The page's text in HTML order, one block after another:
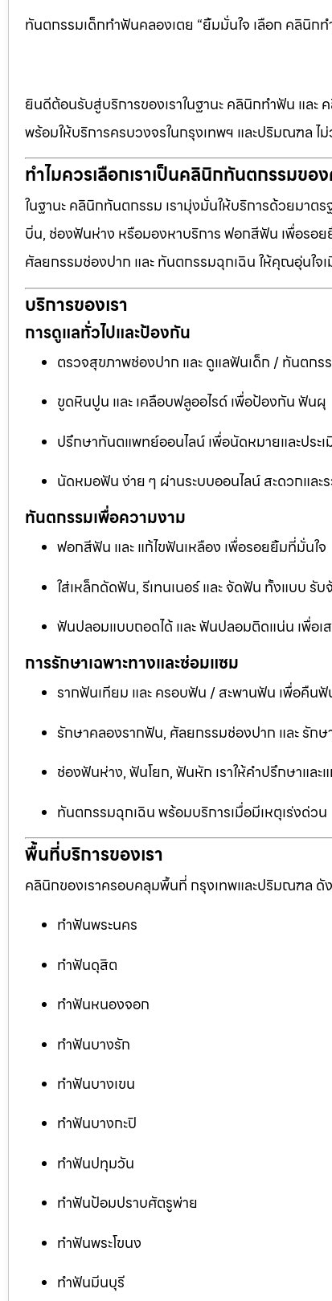
ทันตกรรมเด็กทำฟันคลองเตย “ยิ้มมั่นใจ เลือก คลินิก
ยินดีต้อนรับสู่บริการของเราในฐานะ คลินิกทำฟัน แล
พร้อมให้บริการครบวงจรในกรุงเทพฯ และปริมณฑล ไ
ทำไมควรเลือกเราเป็นคลินิกทันตกรรมขอ
ในฐานะ คลินิกทันตกรรม เรามุ่งมั่นให้บริการด้วยมาต
บิ่น, ช่องฟันห่าง หรือมองหาบริการ ฟอกสีฟัน เพื่อรอ
ศัลยกรรมช่องปาก และ ทันตกรรมฉุกเฉิน ให้คุณอุ่นใจ
บริการของเรา
การดูแลทั่วไปและป้องกัน
ตรวจสุขภาพช่องปาก และ ดูแลฟันเด็ก / ทันตกร
ขูดหินปูน และ เคลือบฟลูออไรด์ เพื่อป้องกัน ฟันผุ
ปรึกษาทันตแพทย์ออนไลน์ เพื่อนัดหมายและประ
นัดหมอฟัน ง่าย ๆ ผ่านระบบออนไลน์ สะดวกและ
ทันตกรรมเพื่อความงาม
ฟอกสีฟัน และ แก้ไขฟันเหลือง เพื่อรอยยิ้มที่มั่นใจ
ใส่เหล็กดัดฟัน, รีเทนเนอร์ และ จัดฟัน ทั้งแบบ
ฟันปลอมแบบถอดได้ และ ฟันปลอมติดแน่น เพื่อเ
การรักษาเฉพาะทางและซ่อมแซม
รากฟันเทียม และ ครอบฟัน / สะพานฟัน เพื่อคืน
รักษาคลองรากฟัน, ศัลยกรรมช่องปาก และ รักษ
ช่องฟันห่าง, ฟันโยก, ฟันหัก เราให้คำปรึกษาและ
ทันตกรรมฉุกเฉิน พร้อมบริการเมื่อมีเหตุเร่งด่วน
พื้นที่บริการของเรา
คลินิกของเราครอบคลุมพื้นที่ กรุงเทพและปริมณฑล ดั
ทำฟันพระนคร
ทำฟันดุสิต
ทำฟันหนองจอก
ทำฟันบางรัก
ทำฟันบางเขน
ทำฟันบางกะปิ
ทำฟันปทุมวัน
ทำฟันป้อมปราบศัตรูพ่าย
ทำฟันพระโขนง
ทำฟันมีนบุรี